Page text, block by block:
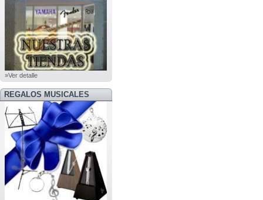
»Ver detalle
REGALOS MUSICALES